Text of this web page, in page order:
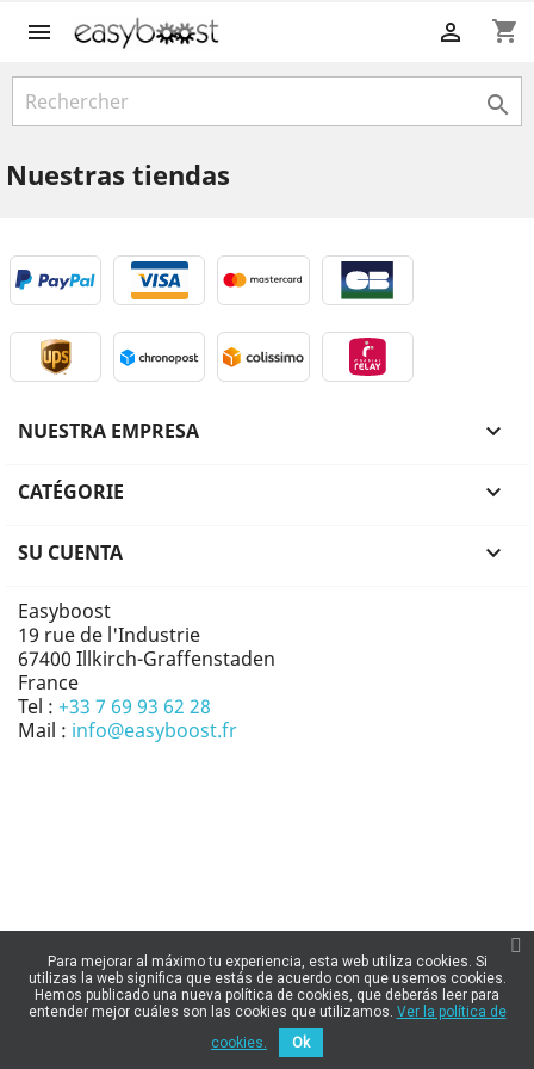
 shopping_cart


Nuestras tiendas
NUESTRA EMPRESA 
CATÉGORIE 
SU CUENTA 
Easyboost
19 rue de l'Industrie
67400 Illkirch-Graffenstaden
France
Tel : +33 7 69 93 62 28
Mail : info@easyboost.fr
Para mejorar al máximo tu experiencia, esta web utiliza cookies. Si
utilizas la web significa que estás de acuerdo con que usemos cookies.
Hemos publicado una nueva política de cookies, que deberás leer para
entender mejor cuáles son las cookies que utilizamos. Ver la política de
cookies.
Ok